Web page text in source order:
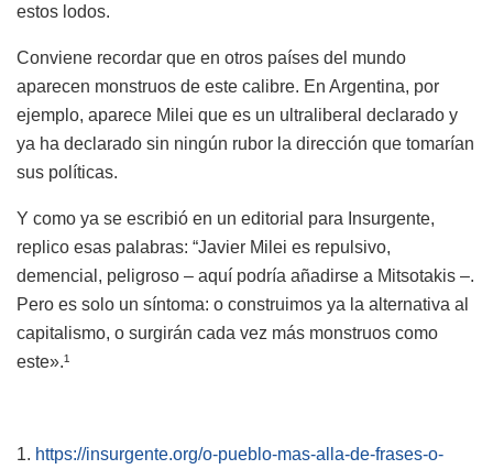
estos lodos.
Conviene recordar que en otros países del mundo
aparecen monstruos de este calibre. En Argentina, por
ejemplo, aparece Milei que es un ultraliberal declarado y
ya ha declarado sin ningún rubor la dirección que tomarían
sus políticas.
Y como ya se escribió en un editorial para Insurgente,
replico esas palabras: “Javier Milei es repulsivo,
demencial, peligroso – aquí podría añadirse a Mitsotakis –.
Pero es solo un síntoma: o construimos ya la alternativa al
capitalismo, o surgirán cada vez más monstruos como
este».¹
1. https://insurgente.org/o-pueblo-mas-alla-de-frases-o-